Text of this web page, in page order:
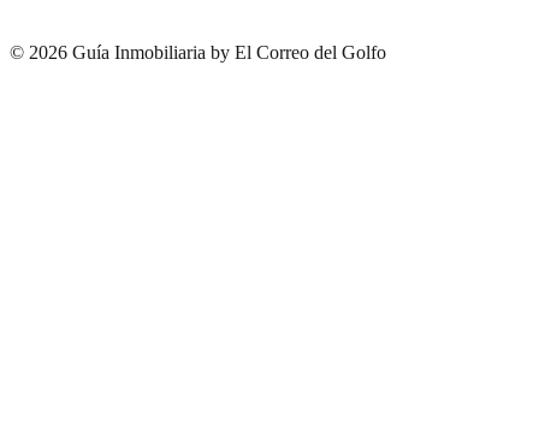
© 2026 Guía Inmobiliaria by El Correo del Golfo